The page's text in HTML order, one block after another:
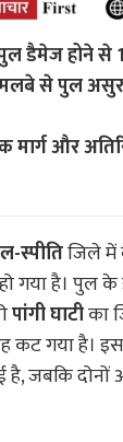
डैमेज होने से
से पुल
और
स्पीतिजिले में
हो गया है।
पांगी घाटीका
कट गया है। इस
है, जबकि